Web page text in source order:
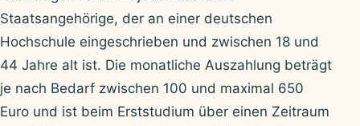
Staatsangehörige, der an einer deutschen
Hochschule eingeschrieben und zwischen 18 und
44 Jahre alt ist. Die monatliche Auszahlung beträgt
je nach Bedarf zwischen 100 und maximal 650
Euro und ist beim Erststudium über einen Zeitraum